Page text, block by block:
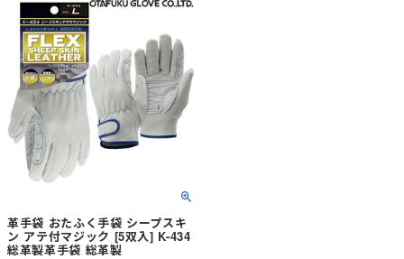
革手袋 おたふく手袋 シープスキ
ン アテ付マジック [5双入] K-434
総革製革手袋 総革製